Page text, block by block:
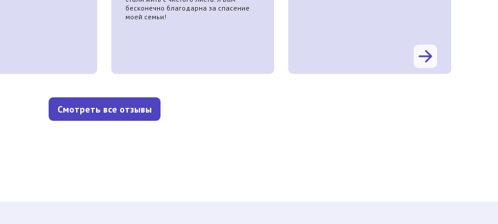
бесконечно благодарна за спасение
моей семьи!
Смотреть все отзывы